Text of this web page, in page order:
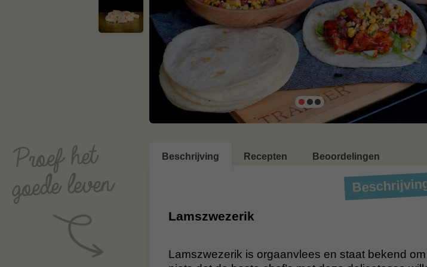
Beschrijving Recepten Beoordelingen
Lamszwezerik
Lamszwezerik is orgaanvlees en staat bekend